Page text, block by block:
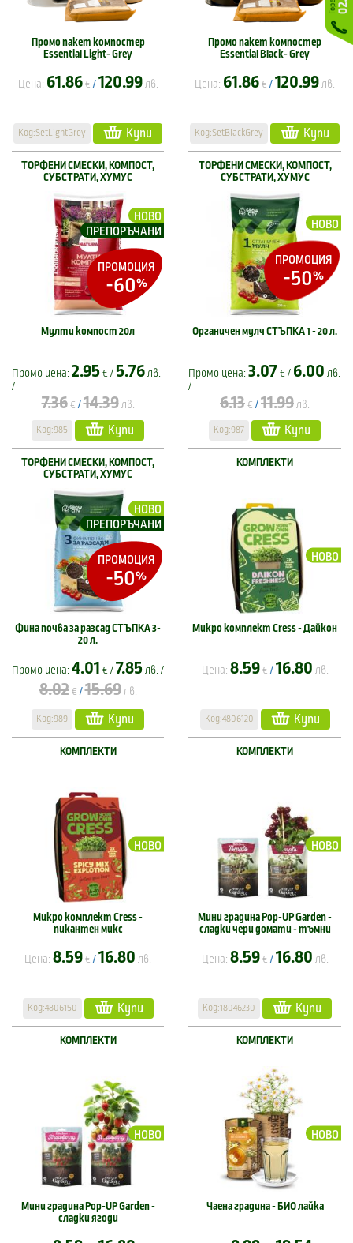
Промо пакет компостер
Еssential Light- Grey
Цена: 61.86 € / 120.99 лв.
Код:SetLightGrey Купи
Промо пакет компостер
Еssential Black- Grey
Цена: 61.86 € / 120.99 лв.
Код:SetBlackGrey Купи
НОВО
ПРЕПОРЪЧАНИ
ПРОМОЦИЯ
-60%
ТОРФЕНИ СМЕСКИ, КОМПОСТ,
СУБСТРАТИ, ХУМУС
Мулти компост 20л
Промо цена: 2.95 € / 5.76 лв.
/
7.36 € /14.39 лв.
Код:985 Купи
НОВО
ПРОМОЦИЯ
-50%
ТОРФЕНИ СМЕСКИ, КОМПОСТ,
СУБСТРАТИ, ХУМУС
Органичен мулч СТЪПКА 1 - 20 л.
Промо цена: 3.07 € / 6.00 лв.
/
6.13 € / 11.99 лв.
Код:987 Купи
НОВО
ПРЕПОРЪЧАНИ
ПРОМОЦИЯ
-50%
ТОРФЕНИ СМЕСКИ, КОМПОСТ,
СУБСТРАТИ, ХУМУС
Фина почва за разсад СТЪПКА 3-
20 л.
Промо цена: 4.01 € / 7.85 лв. /
8.02 € /15.69 лв.
Код:989 Купи
НОВО
КОМПЛЕКТИ
Микро комплект Cress - Дайкон
Цена: 8.59 € / 16.80 лв.
Код:4806120 Купи
НОВО
КОМПЛЕКТИ
Микро комплект Cress -
пикантен микс
Цена: 8.59 € / 16.80 лв.
Код:4806150 Купи
НОВО
КОМПЛЕКТИ
Мини градина Pop-UP Garden -
сладки чери домати - тъмни
Цена: 8.59 € / 16.80 лв.
Код:18046230 Купи
НОВО
КОМПЛЕКТИ
Мини градина Pop-UP Garden -
сладки ягоди
НОВО
КОМПЛЕКТИ
Чаена градина - БИО лайка